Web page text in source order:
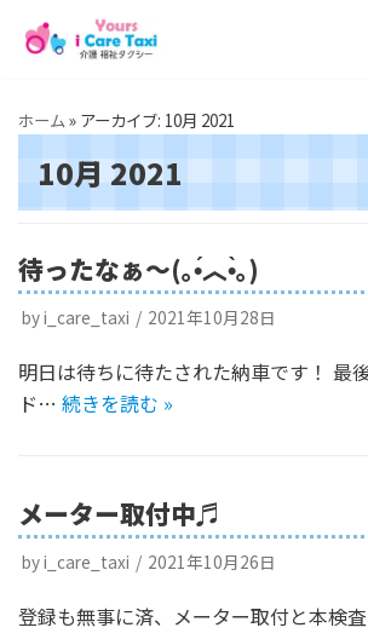
テ
ン
ツ
ス
キ
ッ
ホーム» アーカイブ: 10月 2021
10月 2021
待ったなぁ〜(｡•́︿•̀｡)
byi_care_taxi 2021年10月28日
明日は待ちに待たされた納車です！ 最
ド… 続きを読む »
メーター取付中♬
byi_care_taxi 2021年10月26日
登録も無事に済、メーター取付と本検